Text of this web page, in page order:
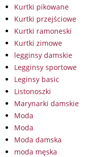
Kurtki pikowane
Kurtki przejściowe
Kurtki ramoneski
Kurtki zimowe
legginsy damskie
Legginsy sportowe
Leginsy basic
Listonoszki
Marynarki damskie
Moda
Moda
Moda damska
moda męska